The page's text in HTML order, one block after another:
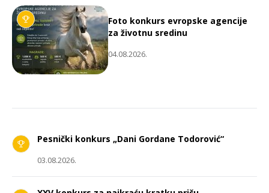
Foto konkurs evropske agencije
za životnu sredinu
04.08.2026.
Pesnički konkurs „Dani Gordane Todorović“
03.08.2026.